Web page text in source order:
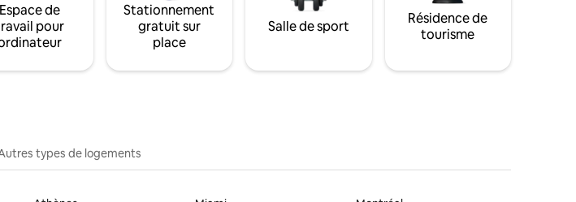
Espace de
pour
Stationnement
gratuit sur
place
Salle de sport
Résidence de
tourisme
types de logements